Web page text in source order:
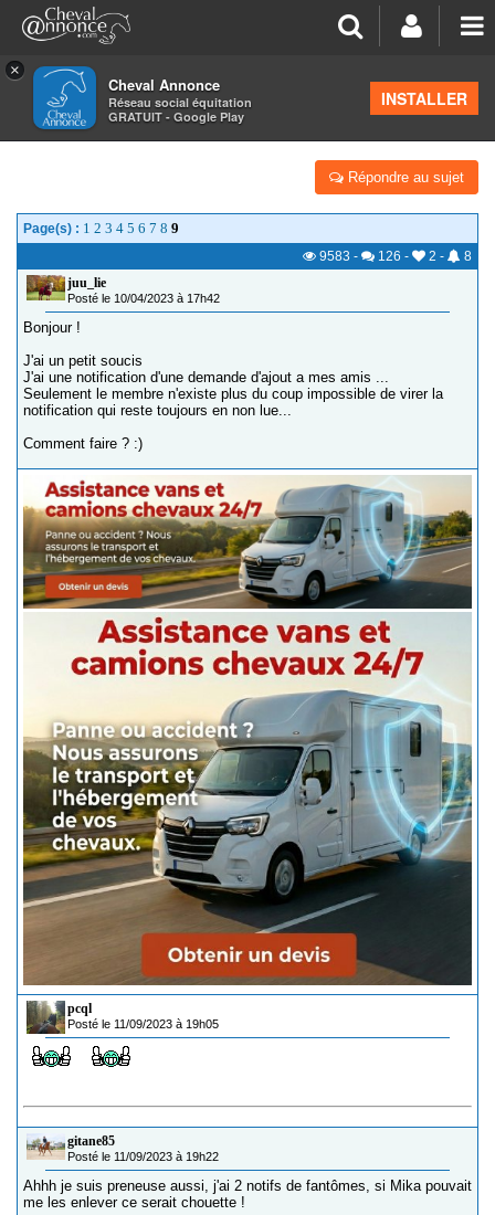
×
Cheval Annonce
Réseau social équitation
GRATUIT - Google Play
INSTALLER
>Suggestions & Nouveautés
NOTIFICATION QUI RESTE
Répondre au sujet
Page(s) : 1 2 3 4 5 6 7 8 9
9583 - 126 - 2 -
8
juu_lie
Posté le 10/04/2023 à 17h42
Bonjour !
J'ai un petit soucis
J'ai une notification d'une demande d'ajout a mes amis ...
Seulement le membre n'existe plus du coup impossible de virer la
notification qui reste toujours en non lue...
Comment faire ? :)
pcql
Posté le 11/09/2023 à 19h05
gitane85
Posté le 11/09/2023 à 19h22
Ahhh je suis preneuse aussi, j'ai 2 notifs de fantômes, si Mika pouvait
me les enlever ce serait chouette !